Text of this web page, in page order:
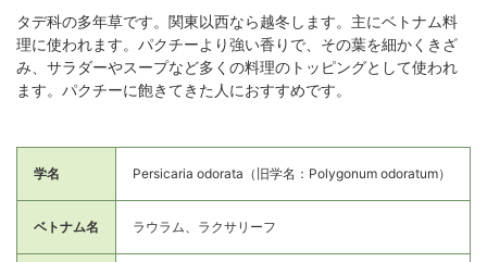
タデ科の多年草です。関東以西なら越冬します。主にベトナム料
理に使われます。パクチーより強い香りで、その葉を細かくきざ
み、サラダーやスープなど多くの料理のトッピングとして使われ
ます。パクチーに飽きてきた人におすすめです。
学名 Persicaria odorata（旧学名：Polygonum odoratum）
ベトナム名 ラウラム、ラクサリーフ